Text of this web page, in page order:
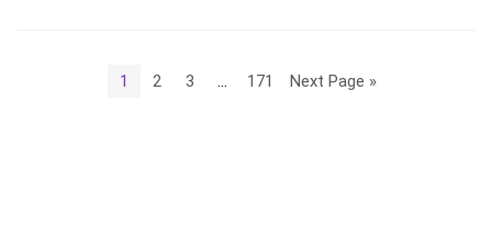
1 2 3 171 Next Page »